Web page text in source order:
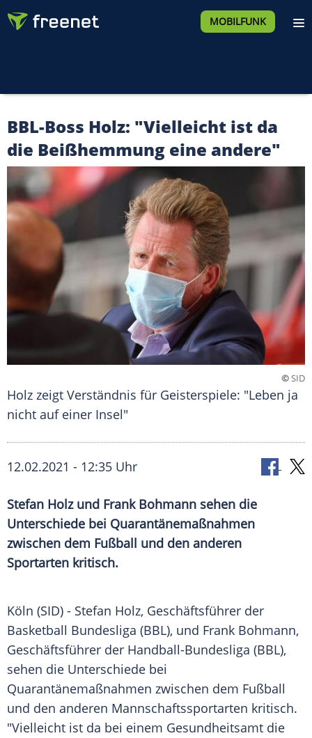
MOBILFUNK
BBL-Boss Holz: "Vielleicht ist da
die Beißhemmung eine andere"
©SID
Holz zeigt Verständnis für Geisterspiele: "Leben ja
nicht auf einer Insel"
12.02.2021 - 12:35 Uhr
Stefan Holzund Frank Bohmann sehen die
Unterschiede bei Quarantänemaßnahmen
zwischen dem Fußball und den anderen
Sportarten kritisch.
Köln (SID) - Stefan Holz, Geschäftsführer der
Basketball Bundesliga (BBL), und Frank Bohmann,
Geschäftsführer der Handball-Bundesliga (BBL),
sehen die Unterschiede bei
Quarantänemaßnahmen zwischen dem Fußball
und den anderen Mannschaftssportarten kritisch.
"Vielleicht ist da bei einem Gesundheitsamt die